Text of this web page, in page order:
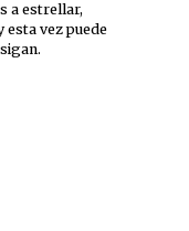
a estrellar,
esta vez puede